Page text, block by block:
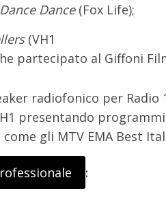
Dance(Fox Life);
(VH1
partecipato al Giffoni
radiofonico per Radio
presentando
gli MTV EMA Best
: